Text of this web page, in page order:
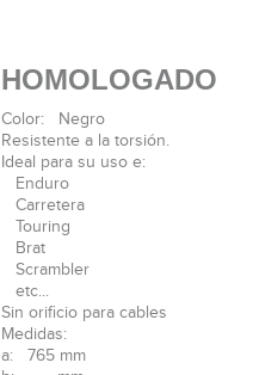
HOMOLOGADO
Color: Negro
Resistente a la torsión.
Ideal para su uso e:
Enduro
Carretera
Touring
Brat
Scrambler
etc...
Sin orificio para cables
Medidas:
a: 765 mm